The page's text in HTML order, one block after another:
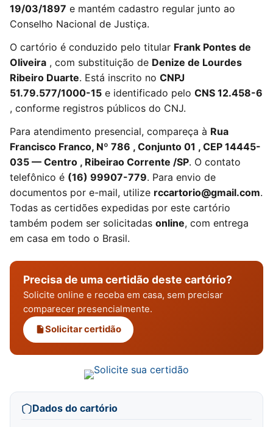
19/03/1897 e mantém cadastro regular junto ao
Conselho Nacional de Justiça.
O cartório é conduzido pelo titular Frank Pontes de
Oliveira , com substituição de Denize de Lourdes
Ribeiro Duarte. Está inscrito no CNPJ
51.79.577/1000-15 e identificado pelo CNS 12.458-6
, conforme registros públicos do CNJ.
Para atendimento presencial, compareça à Rua
Francisco Franco, Nº 786 , Conjunto 01 , CEP 14445-
035 — Centro , Ribeirao Corrente /SP. O contato
telefônico é (16) 99907-779. Para envio de
documentos por e-mail, utilize rccartorio@gmail.com.
Todas as certidões expedidas por este cartório
também podem ser solicitadas online, com entrega
em casa em todo o Brasil.
Precisa de uma certidão deste cartório?
Solicite online e receba em casa, sem precisar
comparecer presencialmente.
Solicitar certidão
Dados do cartório